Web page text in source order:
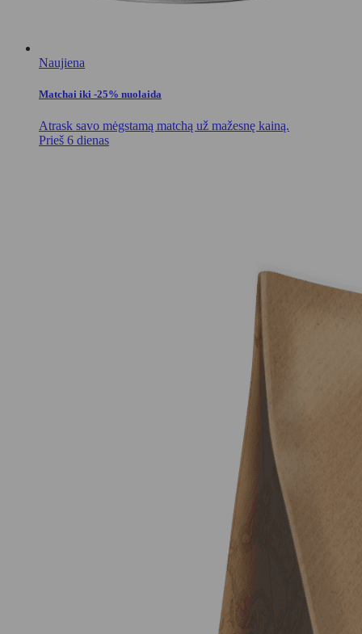
Naujiena
Matchai iki -25% nuolaida
Atrask savo mėgstamą matchą už mažesnę kainą.
Prieš 6 dienas